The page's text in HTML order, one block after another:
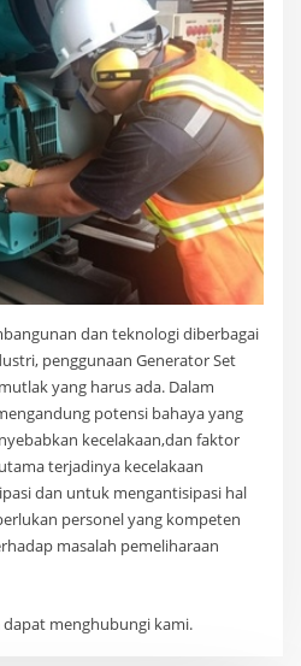
dan teknologi diberbagai
penggunaan Generator Set
yang harus ada. Dalam
potensi bahaya yang
kecelakaan,dan faktor
terjadinya kecelakaan
dan untuk mengantisipasi hal
personel yang kompeten
masalah pemeliharaan
menghubungi kami.